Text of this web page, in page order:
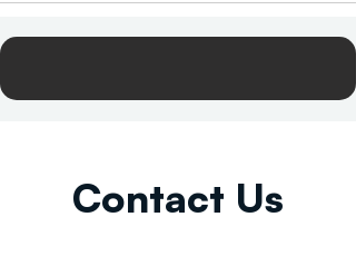
Contact Us